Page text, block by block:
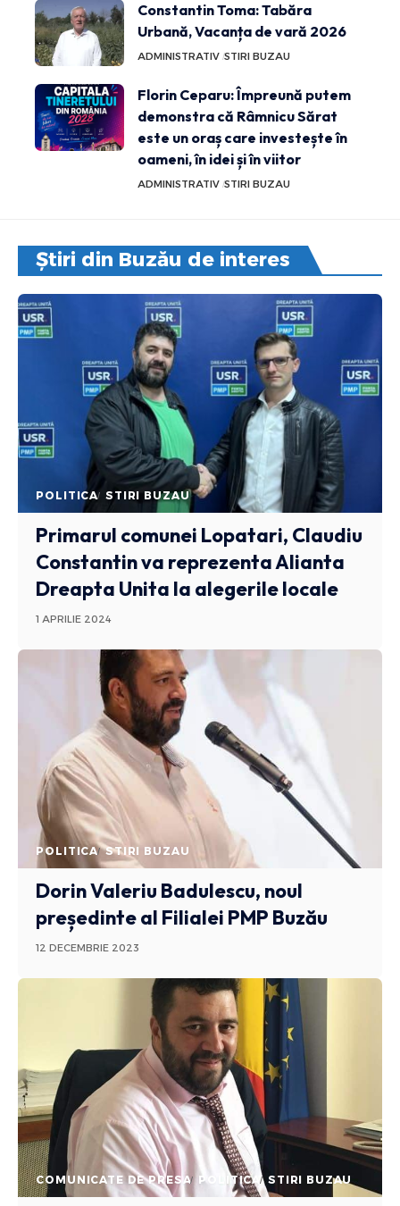
Constantin Toma: Tabăra
Urbană, Vacanța de vară 2026
ADMINISTRATIV STIRI BUZAU
Florin Ceparu: Împreună putem
demonstra că Râmnicu Sărat
este un oraș care investește în
oameni, în idei și în viitor
ADMINISTRATIV STIRI BUZAU
Știri din Buzău de interes
POLITICA STIRI BUZAU
Primarul comunei Lopatari, Claudiu
Constantin va reprezenta Alianta
Dreapta Unita la alegerile locale
1 APRILIE 2024
POLITICA STIRI BUZAU
Dorin Valeriu Badulescu, noul
președinte al Filialei PMP Buzău
12 DECEMBRIE 2023
COMUNICATE DE PRESA POLITICA STIRI BUZAU